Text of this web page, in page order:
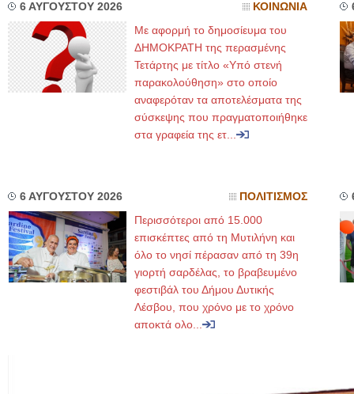
6 ΑΥΓΟΥΣΤΟΥ 2026 ΚΟΙΝΩΝΙΑ
Με αφορμή το δημοσίευμα του
ΔΗΜΟΚΡΑΤΗ της περασμένης
Τετάρτης με τίτλο «Υπό στενή
παρακολούθηση» στο οποίο
αναφερόταν τα αποτελέσματα της
σύσκεψης που πραγματοποιήθηκε
στα γραφεία της ετ...
6 ΑΥΓΟΥΣΤΟΥ 2026 ΠΟΛΙΤΙΣΜΟΣ
Περισσότεροι από 15.000
επισκέπτες από τη Μυτιλήνη και
όλο το νησί πέρασαν από τη 39η
γιορτή σαρδέλας, το βραβευμένο
φεστιβάλ του Δήμου Δυτικής
Λέσβου, που χρόνο με το χρόνο
αποκτά ολο...